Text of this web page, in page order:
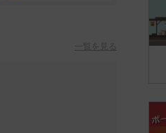
一覧を見る